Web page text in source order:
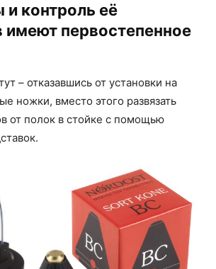
и контроль её
имеют первостепенное
– отказавшись от установки на
ножки, вместо этого развязать
от полок в стойке с помощью